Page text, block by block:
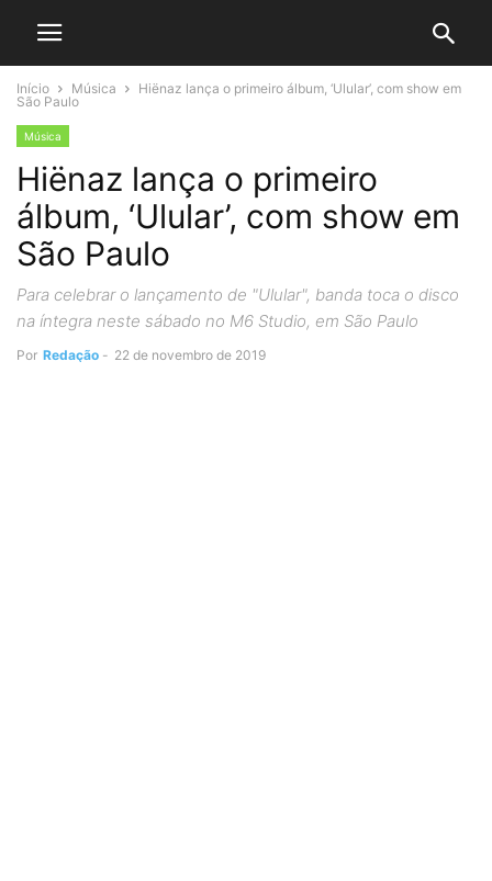
Início Música
Hiënaz lança o primeiro álbum, ‘Ulular’, com show em
São Paulo
Música
Hiënaz lança o primeiro
álbum, ‘Ulular’, com show em
São Paulo
Para celebrar o lançamento de "Ulular", banda toca o disco
na íntegra neste sábado no M6 Studio, em São Paulo
Por Redação - 22 de novembro de 2019